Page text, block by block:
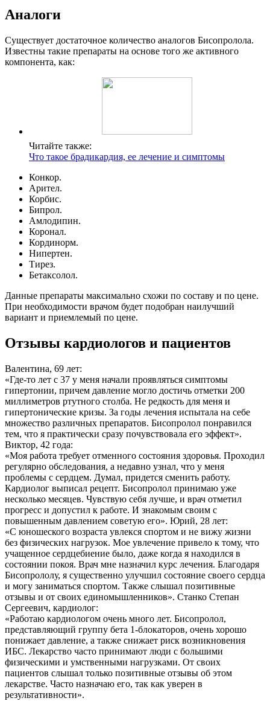
Аналоги
Существует достаточное количество аналогов Бисопролола.
Известны такие препараты на основе того же активного
компонента, как:
Читайте также:
Что такое брадикардия, ее лечение и симптомы
Конкор.
Арител.
Корбис.
Бипрол.
Амлодипин.
Коронал.
Кординорм.
Нипертен.
Тирез.
Бетаксолол.
Данные препараты максимально схожи по составу и по цене.
При необходимости врачом будет подобран наилучший
вариант и приемлемый по цене.
Отзывы кардиологов и пациентов
Валентина, 69 лет:
«Где-то лет с 37 у меня начали проявляться симптомы
гипертонии, причем давление могло достичь отметки 200
миллиметров ртутного столба. Не редкость для меня и
гипертонические кризы. За годы лечения испытала на себе
множество различных препаратов. Бисопролол понравился
тем, что я практически сразу почувствовала его эффект».
Виктор, 42 года:
«Моя работа требует отменного состояния здоровья. Проходил
регулярно обследования, а недавно узнал, что у меня
проблемы с сердцем. Думал, придется сменить работу.
Кардиолог выписал рецепт. Бисопролол принимаю уже
несколько месяцев. Чувствую себя лучше, и врач отметил
прогресс и допустил к работе. И знакомым своим с
повышенным давлением советую его». Юрий, 28 лет:
«С юношеского возраста увлекся спортом и не вижу жизни
без физических нагрузок. Мое увлечение привело к тому, что
учащенное сердцебиение было, даже когда я находился в
состоянии покоя. Врач мне назначил курс лечения. Благодаря
Бисопрололу, я существенно улучшил состояние своего сердца
и могу заниматься спортом. Также слышал позитивные
отзывы и от своих единомышленников». Станко Степан
Сергеевич, кардиолог:
«Работаю кардиологом очень много лет. Бисопролол,
представляющий группу бета 1-блокаторов, очень хорошо
понижает давление, а также снижает риск возникновения
ИБС. Лекарство часто принимают люди с большими
физическими и умственными нагрузками. От своих
пациентов слышал только позитивные отзывы об этом
лекарстве. Часто назначаю его, так как уверен в
результативности».